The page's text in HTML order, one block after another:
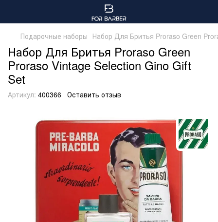
Подарочные наборы Набор Для Бритья Proraso Green
Набор Для Бритья Proraso Green
Proraso Vintage Selection Gino Gift
Set
Артикул: 400366 Оставить отзыв